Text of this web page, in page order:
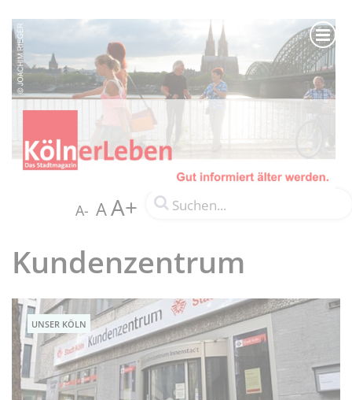
A- AA+
Kundenzentrum
UNSER KÖLN